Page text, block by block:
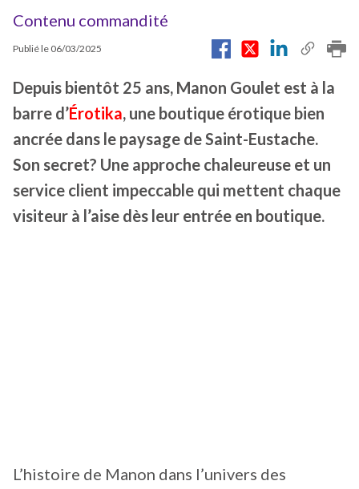
Contenu commandité
Publié le 06/03/2025
Depuis bientôt 25 ans, Manon Goulet est à la
barre d’Érotika, une boutique érotique bien
ancrée dans le paysage de Saint-Eustache.
Son secret? Une approche chaleureuse et un
service client impeccable qui mettent chaque
visiteur à l’aise dès leur entrée en boutique.
L’histoire de Manon dans l’univers des